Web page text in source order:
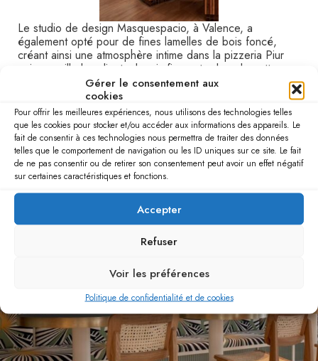
Gérer le consentement aux
cookies
Pour offrir les meilleures expériences, nous utilisons des technologies telles
que les cookies pour stocker et/ou accéder aux informations des appareils. Le
fait de consentir à ces technologies nous permettra de traiter des données
telles que le comportement de navigation ou les ID uniques sur ce site. Le fait
de ne pas consentir ou de retirer son consentement peut avoir un effet négatif
sur certaines caractéristiques et fonctions.
Accepter
Refuser
Voir les préférences
Politique de confidentialité et de cookies
Le studio de design Masquespacio, à Valence, a
également opté pour de fines lamelles de bois foncé,
créant ainsi une atmosphère intime dans la pizzeria Piur
qui accueille les clients depuis fin septembre de cette
année. Les différents types de chevilles emplissent le lieu
d’un dynamisme rare dans les agencements de couleurs à
dominante brune. La minceur de chaque panneau résonne
avec d’autres éléments de petite taille dans la pièce,
comme les carreaux de mosaïque appliqués dans les
cabines d’assise.
Décoration de salle de restaurant en panneau
mural décoratif à Munich